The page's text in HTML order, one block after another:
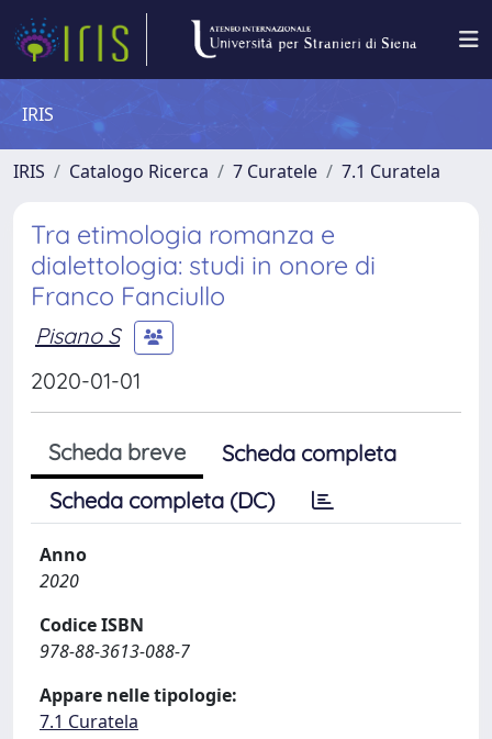
IRIS
IRIS Catalogo Ricerca 7 Curatele 7.1 Curatela
Tra etimologia romanza e
dialettologia: studi in onore di
Franco Fanciullo
Pisano S
2020-01-01
Scheda breve
Scheda completa
Scheda completa (DC)
Anno
2020
Codice ISBN
978-88-3613-088-7
Appare nelle tipologie:
7.1 Curatela